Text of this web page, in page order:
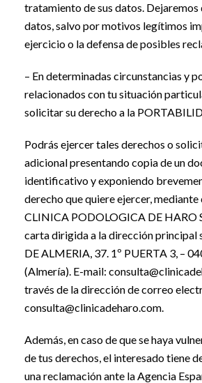
tratamiento de sus datos. Dejaremos
datos, salvo por motivos legítimos
ejercicio o la defensa de posibles
– En determinadas circunstancias y
relacionados con tu situación
solicitar su derecho a la
Podrás ejercer tales derechos o
adicional presentando copia de un
identificativo y exponiendo
derecho que quiere ejercer,
CLINICA PODOLOGICA DE HARO
carta dirigida a la dirección principal
DE ALMERIA, 37. 1º PUERTA 3, –
(Almería). E-mail:
través de la dirección de correo
consulta@clinicadeharo.com.
Además, en caso de que se haya
de tus derechos, el interesado tiene
una reclamación ante la Agencia